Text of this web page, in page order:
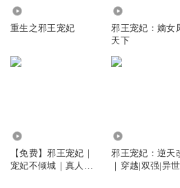
重生之邪王宠妃
邪王宠妃：嫡女
天下
【免费】邪王宠妃｜
宠妃不倾城｜真人多
邪王宠妃：逆天
｜穿越|双强|异世